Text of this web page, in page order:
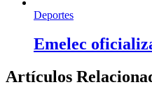
Deportes
Emelec
Artículos